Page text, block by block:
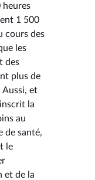
1 500
cours des
les
des
plus de
et
la
au
de santé,
le
et de la